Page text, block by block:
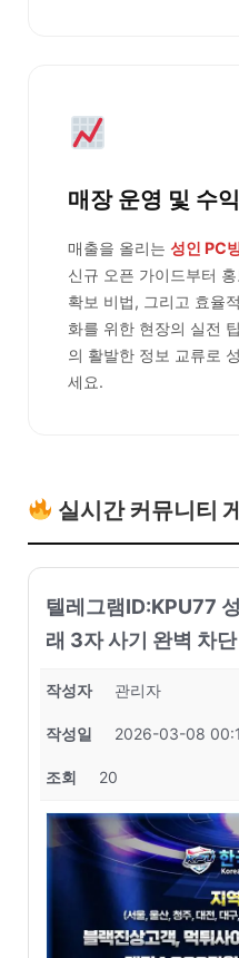
매장 운영 및 수
매출을 올리는 성인 PC
신규 오픈 가이드부터
확보 비법, 그리고 효율
화를 위한 현장의 실전
의 활발한 정보 교류로
세요.
실시간 커뮤니티
텔레그램ID:KPU77
래 3자 사기 완벽 차
작성자 관리자
작성일 2026-03-08
조회 20